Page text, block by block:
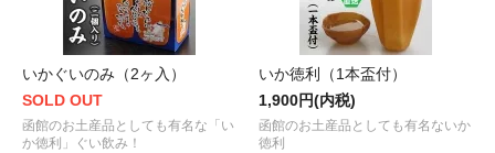
いかぐいのみ（2ヶ入）
SOLD OUT
函館のお土産品としても有名な「い
か徳利」ぐい飲み！
いか徳利（1本盃付）
1,900円(内税)
函館のお土産品としても有名ないか
徳利